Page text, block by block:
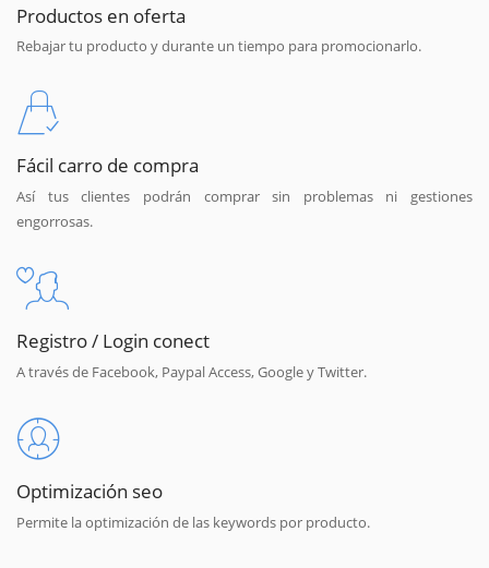
Productos en oferta
Rebajar tu producto y durante un tiempo para promocionarlo.
Fácil carro de compra
Así tus clientes podrán comprar sin problemas ni gestiones
engorrosas.
Registro / Login conect
A través de Facebook, Paypal Access, Google y Twitter.
Optimización seo
Permite la optimización de las keywords por producto.